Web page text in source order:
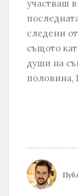
участваш
следени
същото
души на
половина,